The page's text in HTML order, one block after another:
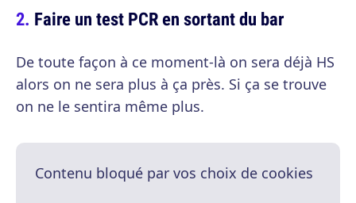
Faire un test PCR en sortant du bar
De toute façon à ce moment-là on sera déjà HS
alors on ne sera plus à ça près. Si ça se trouve
on ne le sentira même plus.
Contenu bloqué par vos choix de cookies